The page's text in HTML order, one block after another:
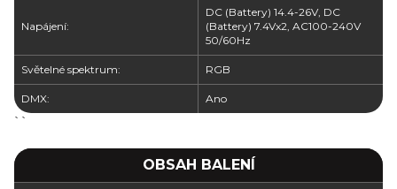
Napájení:
DC (Battery) 14.4-26V, DC
(Battery) 7.4Vx2, AC100-240V
50/60Hz
Světelné spektrum: RGB
DMX: Ano
``
OBSAH BALENÍ